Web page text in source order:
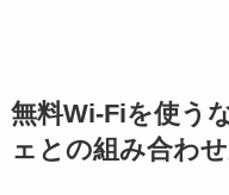
無料Wi-Fiを使う
ェとの組み合わ